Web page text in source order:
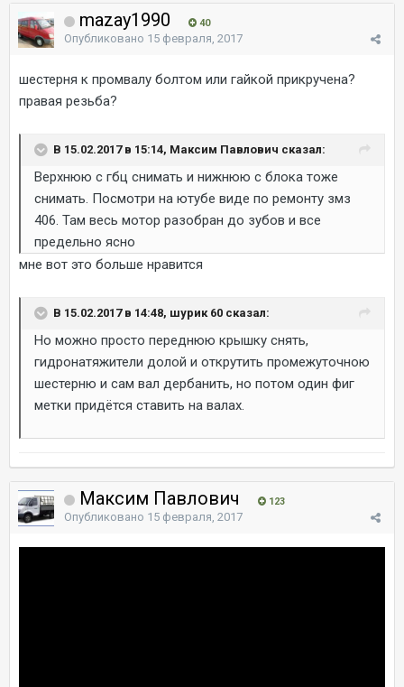
mazay1990 40
Опубликовано 15 февраля, 2017
шестерня к промвалу болтом или гайкой прикручена?
правая резьба?
В 15.02.2017 в 15:14, Максим Павлович сказал:
Верхнюю с гбц снимать и нижнюю с блока тоже
снимать. Посмотри на ютубе виде по ремонту змз
406. Там весь мотор разобран до зубов и все
предельно ясно
мне вот это больше нравится
В 15.02.2017 в 14:48, шурик 60 сказал:
Но можно просто переднюю крышку снять,
гидронатяжители долой и открутить промежуточною
шестерню и сам вал дербанить, но потом один фиг
метки придётся ставить на валах.
Максим Павлович 123
Опубликовано 15 февраля, 2017